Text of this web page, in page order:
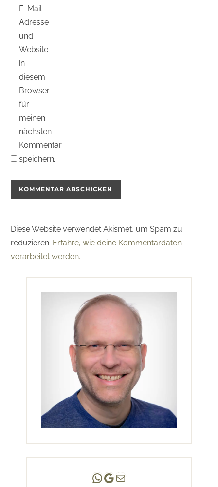
E-Mail-
Adresse
und
Website
in
diesem
Browser
für
meinen
nächsten
Kommentar
speichern.
Diese Website verwendet Akismet, um Spam zu
reduzieren. Erfahre, wie deine Kommentardaten
verarbeitet werden.
Andreas Scholz | (HPP)
Praxis Adlershof
E-Mail an mich ...